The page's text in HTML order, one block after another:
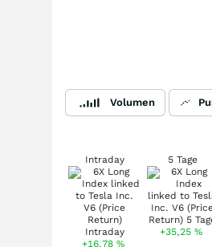
Volumen
Intraday
+16,78 %
5 Tage
+35,25 %